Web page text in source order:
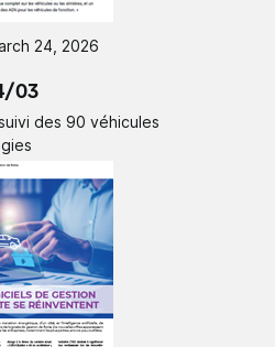
24, 2026
03
des 90 véhicules